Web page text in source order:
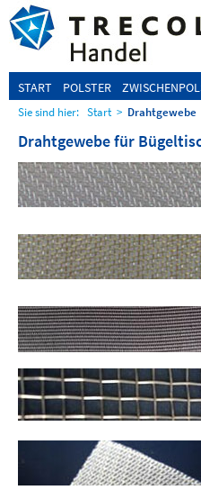
START POLSTER
Sie sind hier: Start > Drahtgewebe
Drahtgewebe für